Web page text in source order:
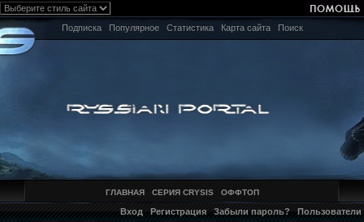
Подписка Популярное Статистика Карта сайта Поиск
ГЛАВНАЯ СЕРИЯ CRYSIS ОФФТОП
Вход Регистрация Забыли пароль? Пользователи